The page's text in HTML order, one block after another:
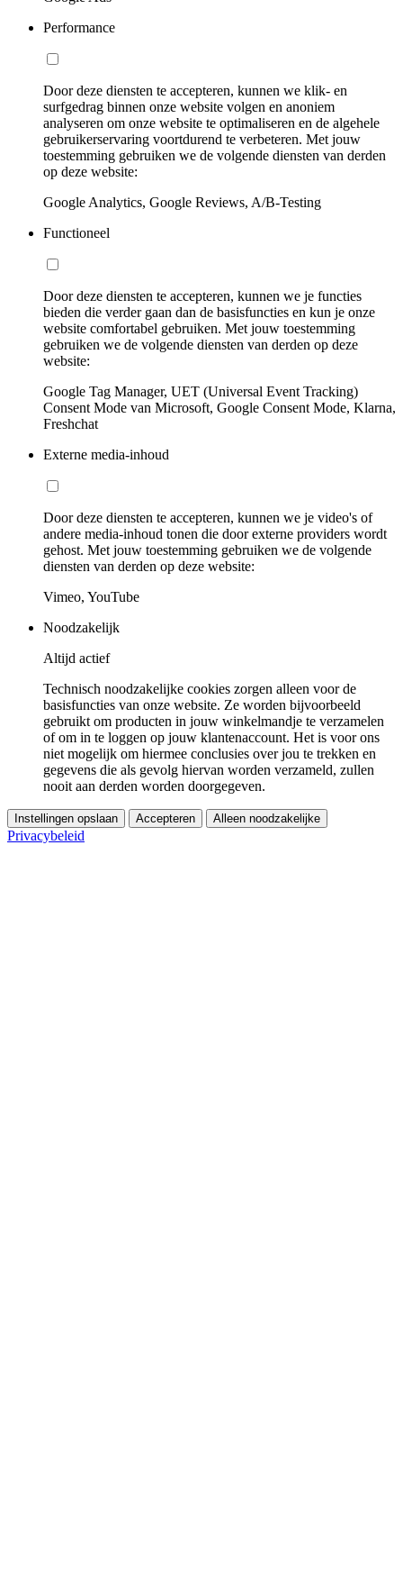
Performance
Door deze diensten te accepteren, kunnen we klik- en
surfgedrag binnen onze website volgen en anoniem
analyseren om onze website te optimaliseren en de algehele
gebruikerservaring voortdurend te verbeteren. Met jouw
toestemming gebruiken we de volgende diensten van derden
op deze website:
Google Analytics, Google Reviews, A/B-Testing
Functioneel
Door deze diensten te accepteren, kunnen we je functies
bieden die verder gaan dan de basisfuncties en kun je onze
website comfortabel gebruiken. Met jouw toestemming
gebruiken we de volgende diensten van derden op deze
website:
Google Tag Manager, UET (Universal Event Tracking)
Consent Mode van Microsoft, Google Consent Mode, Klarna,
Freshchat
Externe media-inhoud
Door deze diensten te accepteren, kunnen we je video's of
andere media-inhoud tonen die door externe providers wordt
gehost. Met jouw toestemming gebruiken we de volgende
diensten van derden op deze website:
Vimeo, YouTube
Noodzakelijk
Altijd actief
Technisch noodzakelijke cookies zorgen alleen voor de
basisfuncties van onze website. Ze worden bijvoorbeeld
gebruikt om producten in jouw winkelmandje te verzamelen
of om in te loggen op jouw klantenaccount. Het is voor ons
niet mogelijk om hiermee conclusies over jou te trekken en
gegevens die als gevolg hiervan worden verzameld, zullen
nooit aan derden worden doorgegeven.
Instellingen opslaan Accepteren Alleen noodzakelijke
Privacybeleid